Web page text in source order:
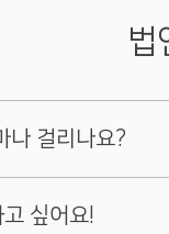
법
나 걸리나요?
싶어요!